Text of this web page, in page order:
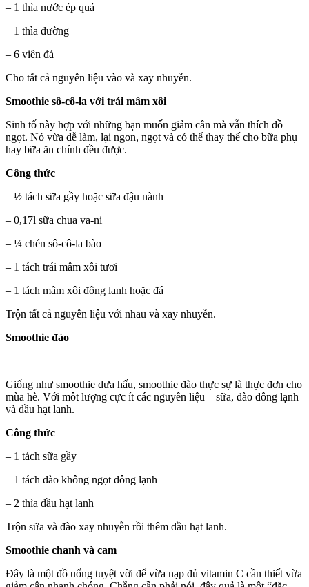
– 1 thìa nước ép quả
– 1 thìa đường
– 6 viên đá
Cho tất cả nguyên liệu vào và xay nhuyễn.
Smoothie sô-cô-la với trái mâm xôi
Sinh tố này hợp với những bạn muốn giảm cân mà vẫn thích đồ
ngọt. Nó vừa dễ làm, lại ngon, ngọt và có thể thay thế cho bữa phụ
hay bữa ăn chính đều được.
Công thức
– ½ tách sữa gầy hoặc sữa đậu nành
– 0,17l sữa chua va-ni
– ¼ chén sô-cô-la bào
– 1 tách trái mâm xôi tươi
– 1 tách mâm xôi đông lanh hoặc đá
Trộn tất cả nguyên liệu với nhau và xay nhuyễn.
Smoothie đào
Giống như smoothie dưa hấu, smoothie đào thực sự là thực đơn cho
mùa hè. Với môt lượng cực ít các nguyên liệu – sữa, đào đông lạnh
và dầu hạt lanh.
Công thức
– 1 tách sữa gầy
– 1 tách đào không ngọt đông lạnh
– 2 thìa dầu hạt lanh
Trộn sữa và đào xay nhuyễn rồi thêm dầu hạt lanh.
Smoothie chanh và cam
Đây là một đồ uống tuyệt vời để vừa nạp đủ vitamin C cần thiết vừa